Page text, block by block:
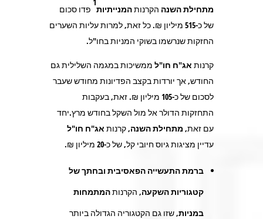
מתחילת השנה הקרנותהמנייתיות
1
פדו סכום
של כ-515 מיליון ₪. כל זאת, למרות עליות השערים
החזקות שנרשמו בשוקי המניות בחו"ל.
קרנות אג"ח חו"ל ממשיכות במגמה השלילית גם
החודש, אך יורדות בקצב הפדיונות מחודש שעבר
לסכום של כ-105 מיליון ₪. זאת, בעקבות
התחזקות הדולר אל מול השקל בחודש מרץ.יחד
עם זאת, מתחילת השנה, קרנות אג"ח חו"ל
עדיין מציגות גיוס חיובי קל, של כ-20 מיליון ₪.
ברמת התעשייה הפאסיבית ובחתך של
קטגוריות השקעה, הקרנותהמתמחות
במניות, שזו גם הקטגוריה הגדולה ביותר